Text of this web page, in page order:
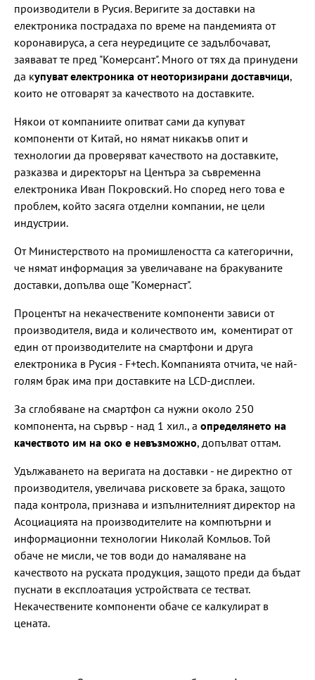
производители в Русия. Веригите за доставки на
електроника пострадаха по време на пандемията от
коронавируса, а сега неуредиците се задълбочават,
заявават те пред "Комерсант". Много от тях да принудени
да купуват електроника от неоторизирани доставчици,
които не отговарят за качеството на доставките.
Някои от компаниите опитват сами да купуват
компоненти от Китай, но нямат никакъв опит и
технологии да проверяват качеството на доставките,
разказва и директорът на Центъра за съвременна
електроника Иван Покровский. Но според него това е
проблем, който засяга отделни компании, не цели
индустрии.
От Министерството на промишлеността са категорични,
че нямат информация за увеличаване на бракуваните
доставки, допълва още "Комернаст".
Процентът на некачествените компоненти зависи от
производителя, вида и количеството им, коментират от
един от производителите на смартфони и друга
електроника в Русия - F+tech. Компанията отчита, че най-
голям брак има при доставките на LCD-дисплеи.
За сглобяване на смартфон са нужни около 250
компонента, на сървър - над 1 хил., а определянето на
качеството им на око е невъзможно, допълват оттам.
Удължаването на веригата на доставки - не директно от
производителя, увеличава рисковете за брака, защото
пада контрола, признава и изпълнителният директор на
Асоциацията на производителите на компютърни и
информационни технологии Николай Комльов. Той
обаче не мисли, че тов води до намаляване на
качеството на руската продукция, защото преди да бъдат
пуснати в експлоатация устройствата се тестват.
Некачествените компоненти обаче се калкулират в
цената.